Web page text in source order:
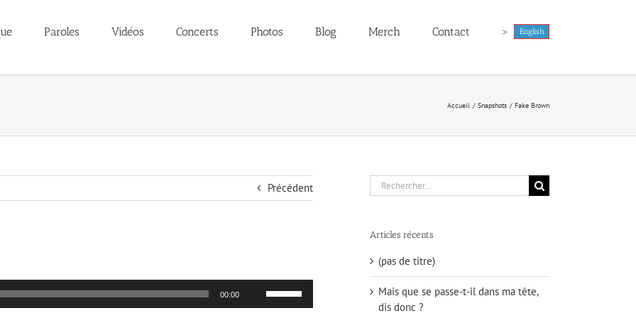
Paroles Vidéos Concerts Photos Blog Merch Contact > English
Accueil Snapshots Fake Brown
Précédent
00:00
Rechercher:
Articles récents
(pas de titre)
Mais que se passe-t-il dans ma tête,
dis donc ?